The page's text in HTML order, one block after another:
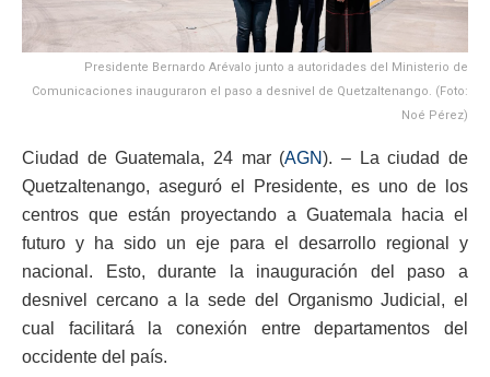
Presidente Bernardo Arévalo junto a autoridades del Ministerio de
Comunicaciones inauguraron el paso a desnivel de Quetzaltenango. (Foto:
Noé Pérez)
Ciudad de Guatemala, 24 mar (AGN). – La ciudad de
Quetzaltenango, aseguró el Presidente, es uno de los
centros que están proyectando a Guatemala hacia el
futuro y ha sido un eje para el desarrollo regional y
nacional. Esto, durante la inauguración del paso a
desnivel cercano a la sede del Organismo Judicial, el
cual facilitará la conexión entre departamentos del
occidente del país.